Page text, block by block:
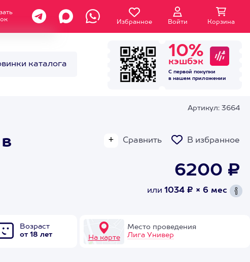
Избранное Войти Корзина
каталога
10%
кэшбэк
С первой покупки
в нашем приложении
Артикул: 3664
Сравнить В избранное
6200 ₽
или 1034 ₽ × 6 мес
Возраст
от 18 лет
На карте
Место проведения
Лига Универ